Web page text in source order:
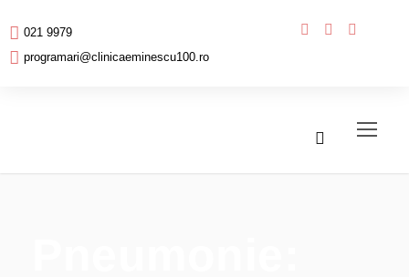
021 9979
programari@clinicaeminescu100.ro